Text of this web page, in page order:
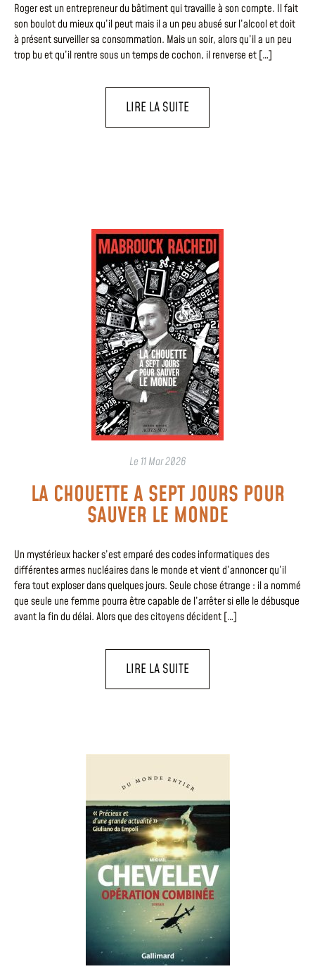
Roger est un entrepreneur du bâtiment qui travaille à son compte. Il fait
son boulot du mieux qu’il peut mais il a un peu abusé sur l’alcool et doit
à présent surveiller sa consommation. Mais un soir, alors qu’il a un peu
trop bu et qu’il rentre sous un temps de cochon, il renverse et […]
LIRE LA SUITE
Le 11 Mar 2026
LA CHOUETTE A SEPT JOURS POUR
SAUVER LE MONDE
Un mystérieux hacker s’est emparé des codes informatiques des
différentes armes nucléaires dans le monde et vient d’annoncer qu’il
fera tout exploser dans quelques jours. Seule chose étrange : il a nommé
que seule une femme pourra être capable de l’arrêter si elle le débusque
avant la fin du délai. Alors que des citoyens décident […]
LIRE LA SUITE